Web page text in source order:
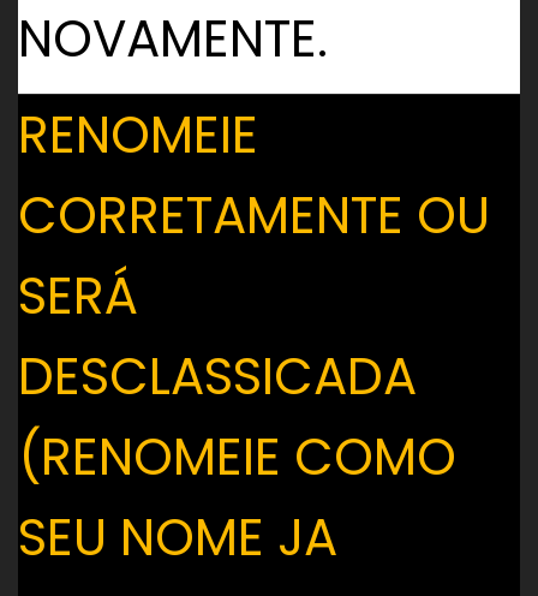
NOVAMENTE.
RENOMEIE
CORRETAMENTE OU
SERÁ
DESCLASSICADA
(RENOMEIE COMO
SEU NOME JA